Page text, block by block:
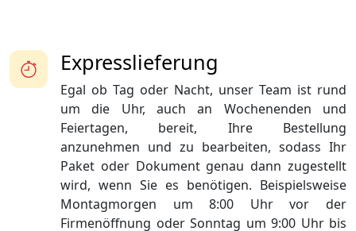
Expresslieferung
Egal ob Tag oder Nacht, unser Team ist rund
um die Uhr, auch an Wochenenden und
Feiertagen, bereit, Ihre Bestellung
anzunehmen und zu bearbeiten, sodass Ihr
Paket oder Dokument genau dann zugestellt
wird, wenn Sie es benötigen. Beispielsweise
Montagmorgen um 8:00 Uhr vor der
Firmenöffnung oder Sonntag um 9:00 Uhr bis